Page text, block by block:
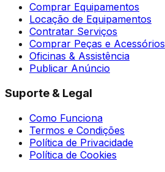
Comprar Equipamentos
Locação de Equipamentos
Contratar Serviços
Comprar Peças e Acessórios
Oficinas & Assistência
Publicar Anúncio
Suporte & Legal
Como Funciona
Termos e Condições
Política de Privacidade
Política de Cookies